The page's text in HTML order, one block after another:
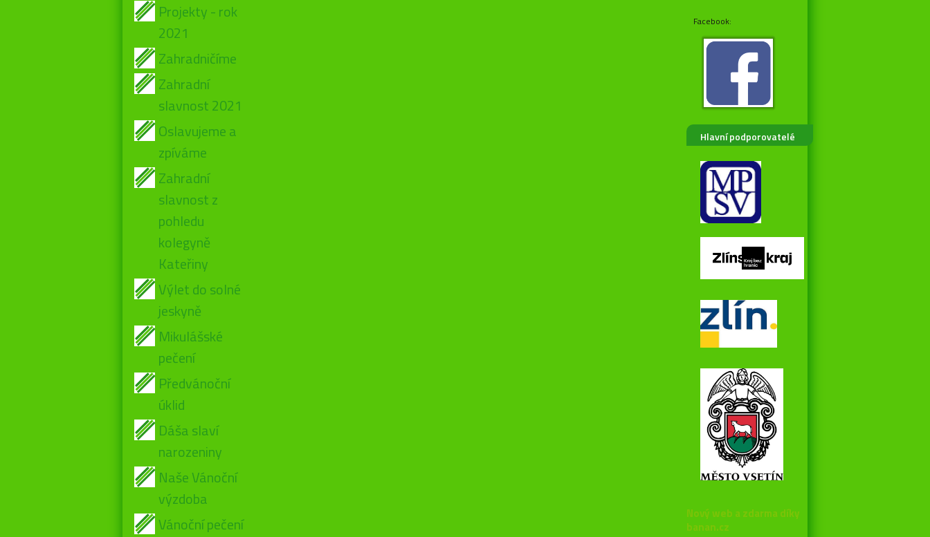
Projekty - rok
2021
Zahradničíme
Zahradní
slavnost 2021
Oslavujeme a
zpíváme
Zahradní
slavnost z
pohledu
kolegyně
Kateřiny
Výlet do solné
jeskyně
Mikulášské
pečení
Předvánoční
úklid
Dáša slaví
narozeniny
Naše Vánoční
výzdoba
Vánoční pečení
Facebook:
Hlavní podporovatelé
Nový web a zdarma díky
banan.cz